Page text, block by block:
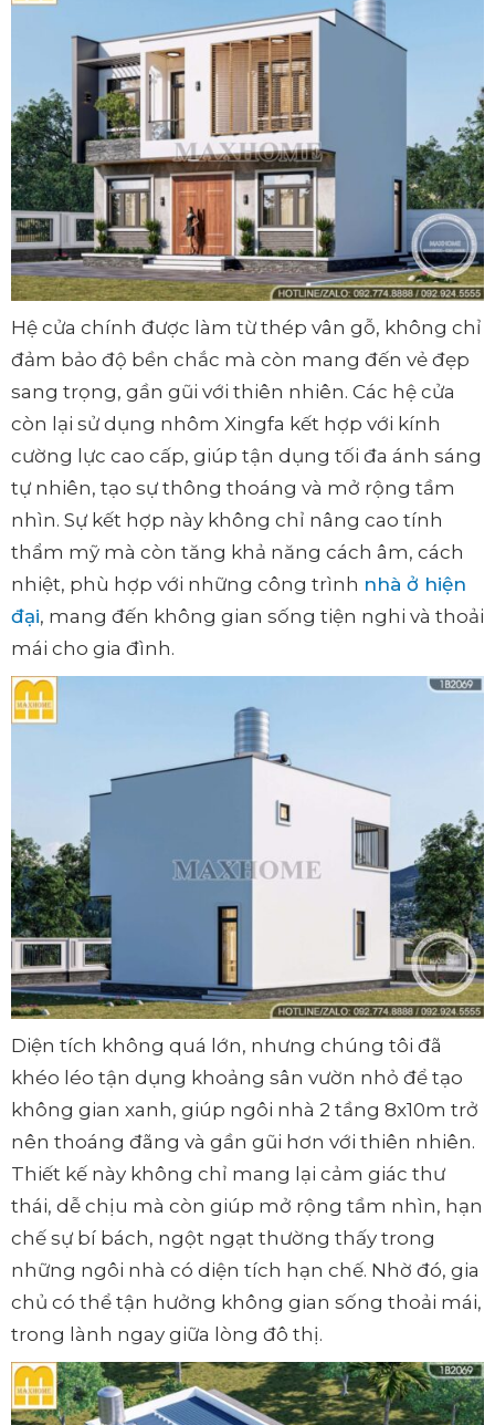
Hệ cửa chính được làm từ thép vân gỗ, không chỉ
đảm bảo độ bền chắc mà còn mang đến vẻ đẹp
sang trọng, gần gũi với thiên nhiên. Các hệ cửa
còn lại sử dụng nhôm Xingfa kết hợp với kính
cường lực cao cấp, giúp tận dụng tối đa ánh sáng
tự nhiên, tạo sự thông thoáng và mở rộng tầm
nhìn. Sự kết hợp này không chỉ nâng cao tính
thẩm mỹ mà còn tăng khả năng cách âm, cách
nhiệt, phù hợp với những công trình nhà ở hiện
đại, mang đến không gian sống tiện nghi và thoải
mái cho gia đình.
Diện tích không quá lớn, nhưng chúng tôi đã
khéo léo tận dụng khoảng sân vườn nhỏ để tạo
không gian xanh, giúp ngôi nhà 2 tầng 8x10m trở
nên thoáng đãng và gần gũi hơn với thiên nhiên.
Thiết kế này không chỉ mang lại cảm giác thư
thái, dễ chịu mà còn giúp mở rộng tầm nhìn, hạn
chế sự bí bách, ngột ngạt thường thấy trong
những ngôi nhà có diện tích hạn chế. Nhờ đó, gia
chủ có thể tận hưởng không gian sống thoải mái,
trong lành ngay giữa lòng đô thị.